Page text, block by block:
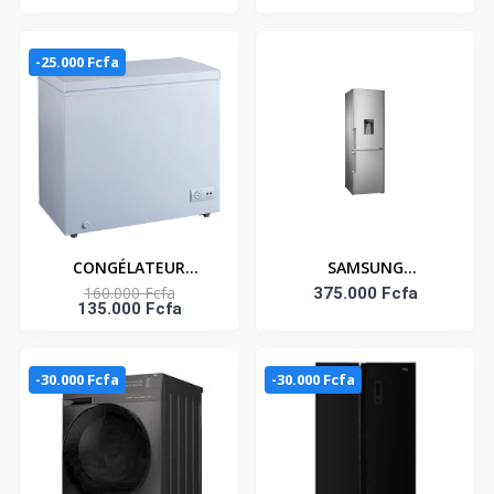
MF200W100WB/T
-25.000 Fcfa
CONGÉLATEUR
HORIZONTAL 195
LITRES NET– KNAS-350
160.000 Fcfa
135.000 Fcfa
SAMSUNG
RÉFRIGÉRATEUR
303 LITRES NET
375.000 Fcfa
-30.000 Fcfa -30.000 Fcfa